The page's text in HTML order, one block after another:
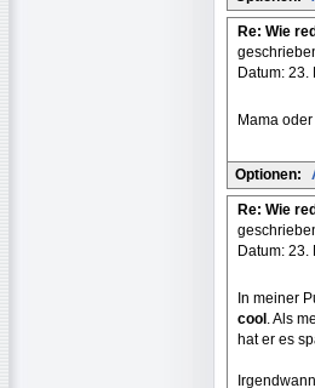
Re: Wie
Datum: 23.
Mama
Optionen:
Re: Wie
Datum: 23.
In meiner
cool . Als
hat er es